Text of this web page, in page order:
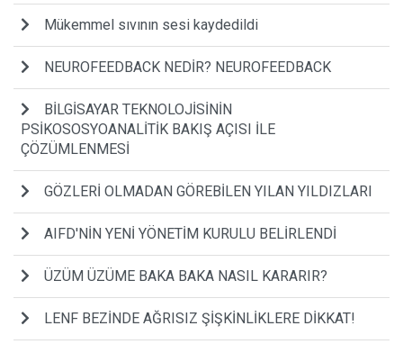
Mükemmel sıvının sesi kaydedildi
NEUROFEEDBACK NEDİR? NEUROFEEDBACK
BİLGİSAYAR TEKNOLOJİSİNİN
PSİKOSOSYOANALİTİK BAKIŞ AÇISI İLE
ÇÖZÜMLENMESİ
GÖZLERİ OLMADAN GÖREBİLEN YILAN YILDIZLARI
AIFD'NİN YENİ YÖNETİM KURULU BELİRLENDİ
ÜZÜM ÜZÜME BAKA BAKA NASIL KARARIR?
LENF BEZİNDE AĞRISIZ ŞİŞKİNLİKLERE DİKKAT!